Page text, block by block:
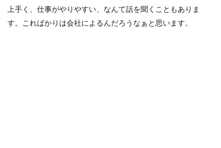
上手く、仕事がやりやすい、なんて話を聞くこともありま
す。こればかりは会社によるんだろうなぁと思います。